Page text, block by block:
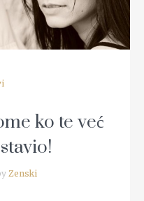
ko te već
Zenski